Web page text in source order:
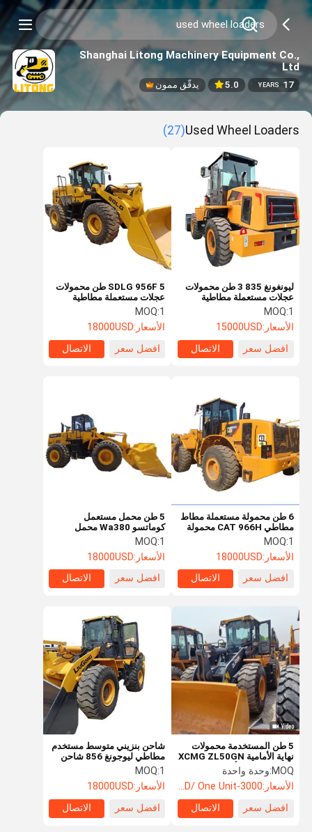
Shanghai Litong Machinery Equipment Co.,
Ltd
17
YEARS
5.0 يدقّق ممون
Used Wheel Loaders
(27)
SDLG 956F 5 طن محمولات
عجلات مستعملة مطاطية
محمولات احتراق داخلي
متوسطة
MOQ:1
الأسعار:18000USD
افضل سعر
الاتصال
ليونغونغ 835 3 طن محمولات
عجلات مستعملة مطاطية
مستعملة محملات البنزين
المتوسطة
MOQ:1
الأسعار:15000USD
افضل سعر
الاتصال
5 طن محمل مستعمل
كوماتسو Wa380 محمل
عجلات محمل داخلي متوسط
MOQ:1
الأسعار:18000USD
افضل سعر
الاتصال
6 طن محمولة مستعملة مطاط
مطاطي CAT 966H محمولة
عجلات محمولة داخلية ذات
احتراق متوسط
MOQ:1
الأسعار:18000USD
افضل سعر
الاتصال
شاحن بنزيني متوسط مستخدم
مطاطي ليوجونغ 856 شاحن
عجلات 5 طن
MOQ:1
الأسعار:18000USD
افضل سعر
الاتصال
5 طن المستخدمة محمولات
نهاية الأمامية XCMG ZL50GN
محمول عجلات أداء جيد
MOQ: وحدة واحدة
الأسعار:3000-5000USD/ One Unit
افضل سعر
الاتصال